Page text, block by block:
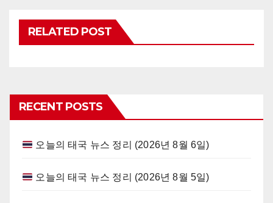
RELATED POST
RECENT POSTS
오늘의 태국 뉴스 정리 (2026년 8월 6일)
오늘의 태국 뉴스 정리 (2026년 8월 5일)